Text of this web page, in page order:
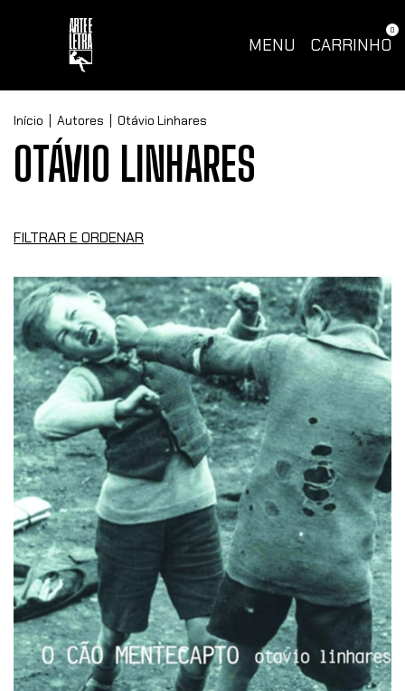
MENU CARRINHO
0
Início Autores Otávio Linhares
OTÁVIO LINHARES
FILTRAR E ORDENAR